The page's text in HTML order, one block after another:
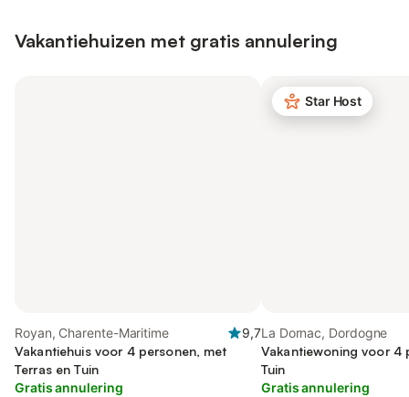
Vakantiehuizen met gratis annulering
Royan, Charente-Maritime
9,7
Vakantiehuis voor 4 personen, met
Terras en Tuin
Gratis annulering
Star Host
La Dornac, Dordogne
Vakantiewoning voor 4
Tuin
Gratis annulering